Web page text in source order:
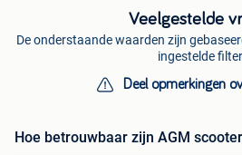
Veelgestelde
De onderstaande waarden zijn
ingestelde
Deel opmerkingen
Hoe betrouwbaar zijn AGM